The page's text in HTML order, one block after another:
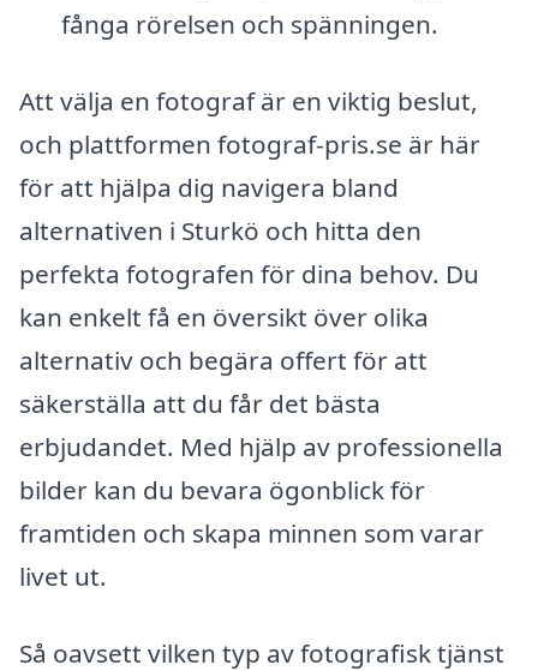
fånga rörelsen och spänningen.
Att välja en fotograf är en viktig beslut,
och plattformen fotograf-pris.se är här
för att hjälpa dig navigera bland
alternativen i Sturkö och hitta den
perfekta fotografen för dina behov. Du
kan enkelt få en översikt över olika
alternativ och begära offert för att
säkerställa att du får det bästa
erbjudandet. Med hjälp av professionella
bilder kan du bevara ögonblick för
framtiden och skapa minnen som varar
livet ut.
Så oavsett vilken typ av fotografisk tjänst